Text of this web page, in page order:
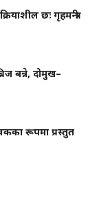
छः गृहमन्त्री
बन्ने, दोमुख–
रूपमा प्रस्तुत